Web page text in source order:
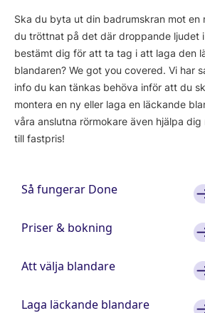
Ska du byta ut din badrumskran mot en
du tröttnat på det där droppande ljudet
bestämt dig för att ta tag i att laga den
blandaren? We got you covered. Vi har
info du kan tänkas behöva inför att du
montera en ny eller laga en läckande
våra anslutna rörmokare även hjälpa
till fastpris!
Så fungerar Done
Priser & bokning
Att välja blandare
Laga läckande blandare